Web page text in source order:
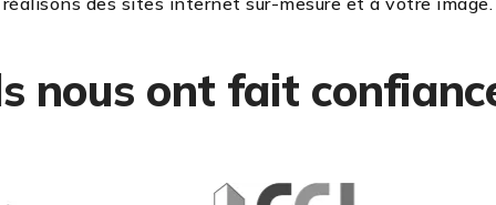
nous ont fait